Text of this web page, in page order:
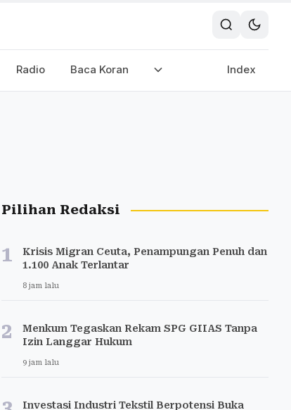
Radio Baca Koran Index
Pilihan Redaksi
1
Krisis Migran Ceuta, Penampungan Penuh dan
1.100 Anak Terlantar
8 jam lalu
2
Menkum Tegaskan Rekam SPG GIIAS Tanpa
Izin Langgar Hukum
9 jam lalu
Investasi Industri Tekstil Berpotensi Buka